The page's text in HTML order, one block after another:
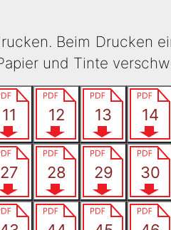
Beim Drucken
und Tinte